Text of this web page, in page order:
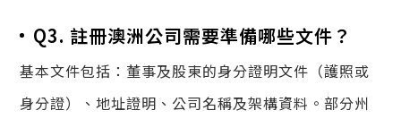
Q3. 註冊澳洲公司需要準備哪些文件？
基本文件包括：董事及股東的身分證明文件（護照或
身分證）、地址證明、公司名稱及架構資料。部分州